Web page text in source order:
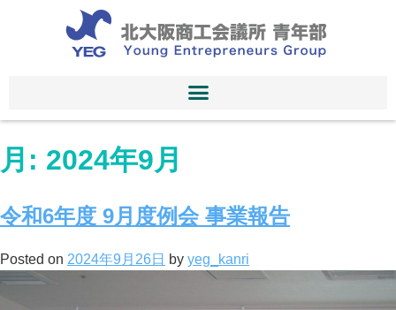
月: 2024年9月
令和6年度 9月度例会 事業報告
Posted on 2024年9月26日 by yeg_kanri